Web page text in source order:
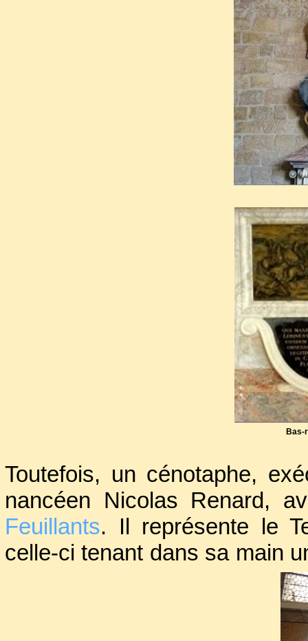
Il expire dans les bras de la
lui met une couronne de
trouvaient des trophées de
Sur le fond, la draperie
parsemée de croix de
supérieurs par deux anges.
les blason des Harcourt
aigles.Sur le linceul
sarcophage est tracée une
aurait été ramené aux
Placé un temps dans
1959 le tombeau est
Bas-
Toutefois, un cénotaphe,
nancéen Nicolas Renard,
Feuillants. Il représente le
celle-ci tenant dans sa main
La figure du Temps
des passages du livre de la
droite, un putto tient le